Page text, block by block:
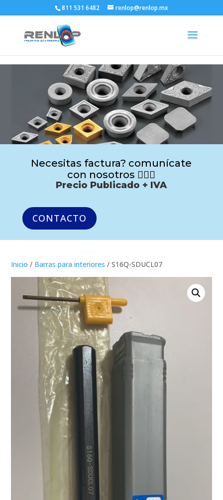
811 531 6482 renlop@renlop.mx
Necesitas factura? comunícate
con nosotros 🙋🏻‍♂️
Precio Publicado + IVA
CONTACTO
Inicio / Barras para interiores / S16Q-SDUCL07